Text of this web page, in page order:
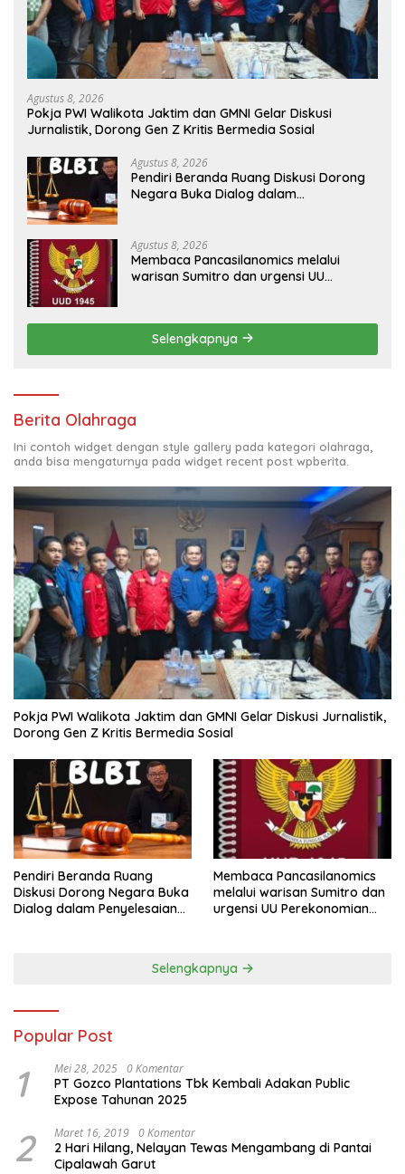
Agustus 8, 2026
Pokja PWI Walikota Jaktim dan GMNI Gelar Diskusi
Jurnalistik, Dorong Gen Z Kritis Bermedia Sosial
Agustus 8, 2026
Pendiri Beranda Ruang Diskusi Dorong
Negara Buka Dialog dalam
Agustus 8, 2026
Membaca Pancasilanomics melalui
warisan Sumitro dan urgensi UU
Selengkapnya
Berita Olahraga
Ini contoh widget dengan style gallery pada kategori olahraga,
anda bisa mengaturnya pada widget recent post wpberita.
Pokja PWI Walikota Jaktim dan GMNI Gelar Diskusi Jurnalistik,
Dorong Gen Z Kritis Bermedia Sosial
Pendiri Beranda Ruang
Diskusi Dorong Negara Buka
Dialog dalam Penyelesaian
Membaca Pancasilanomics
melalui warisan Sumitro dan
urgensi UU Perekonomian
Selengkapnya
Popular Post
1 Mei 28, 2025 0 Komentar
PT Gozco Plantations Tbk Kembali Adakan Public
Expose Tahunan 2025
2 Maret 16, 2019 0 Komentar
2 Hari Hilang, Nelayan Tewas Mengambang di Pantai
Cipalawah Garut